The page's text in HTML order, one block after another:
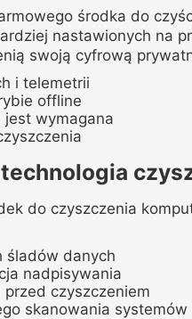
środka do
nastawionych na
swoją cyfrową
i telemetrii
offline
jest wymagana
do czyszczenia
śladów danych
nadpisywania
przed czyszczeniem
skanowania systemów